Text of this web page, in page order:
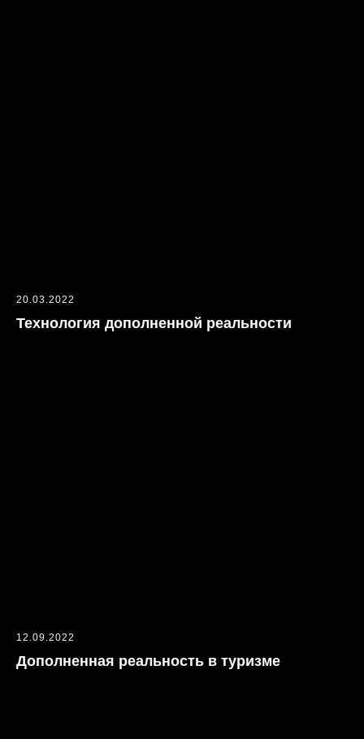
20.03.2022
Технология дополненной реальности
12.09.2022
Дополненная реальность в туризме